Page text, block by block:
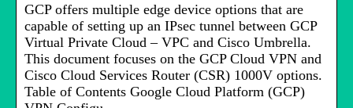
GCP offers multiple edge device options that are
capable of setting up an IPsec tunnel between GCP
Virtual Private Cloud – VPC and Cisco Umbrella.
This document focuses on the GCP Cloud VPN and
Cisco Cloud Services Router (CSR) 1000V options.
Table of Contents Google Cloud Platform (GCP)